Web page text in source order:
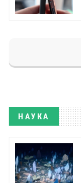
НАУКА